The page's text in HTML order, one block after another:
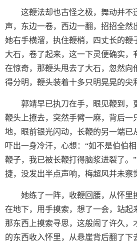
这鞭法却也古怪之极，舞动并不
声，东边一卷，西边一翻，招招全然
她右手横溜，执住鞭梢，四丈长的鞭
大石，卷了起来，这一下灵便确实，
在惊奇，那鞭头甩去了大石，忽然向
得分明，鞭头装着十多只明晃晃的尖
郭靖早已执刀在手，眼见鞭到，
鞭头上撩去，突然手臂一麻，背后一
地，眼前银光闪动，长鞭的另一端已
吓出一身冷汗，心想：“如不是伯伯
鞭子，我已被长鞭打得脑浆进裂了。
捷，没发出半点声响，梅超风并未察
她练了一阵，收鞭回腰，从怀里
在地下，用手摸索，想了一会，站起
那东西上摸索寻思，这般闹了许久，
的东西收入怀里，从悬崖背后翻了下